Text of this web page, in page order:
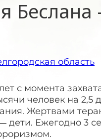
Беслана
область
с момента
человек на 2,5
Жертвами
дети. Ежегодно 3